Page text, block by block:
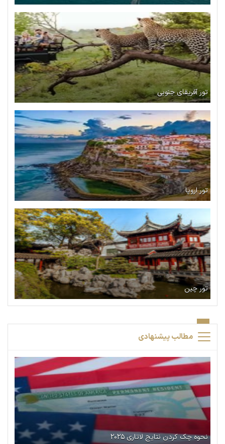
تور آفریقای جنوبی
تور اروپا
تور چین
مطالب پیشنهادی
نحوه چک کردن نتایج لاتاری ۲۰۲۵